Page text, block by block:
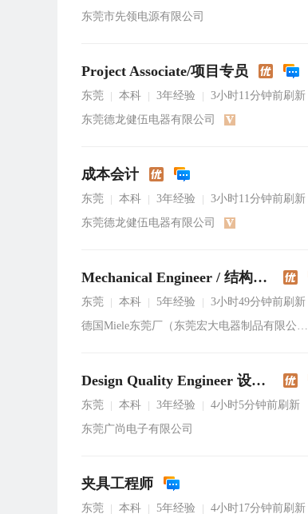
东莞市先领电源有限公司
Project Associate/项目专员
东莞 本科 3年经验
3小时11分钟前刷新
东莞德龙健伍电器有限公司
成本会计
东莞 本科 3年经验
3小时11分钟前刷新
东莞德龙健伍电器有限公司
Mechanical Engineer / 结构工程师
东莞 本科 5年经验
3小时49分钟前刷新
德国Miele东莞厂（东莞宏大电器制品有限公司）
Design Quality Engineer 设计品质工程师
东莞 本科 3年经验
4小时5分钟前刷新
东莞广尚电子有限公司
夹具工程师
东莞 本科 5年经验
4小时17分钟前刷新